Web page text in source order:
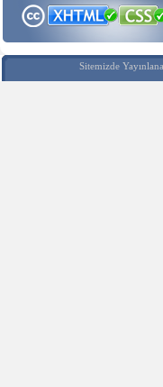
Sitemizde